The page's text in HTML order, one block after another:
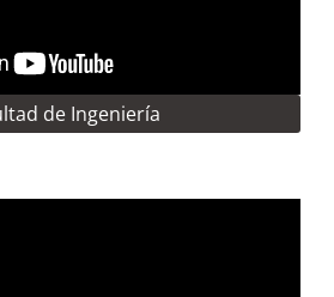
de Ingeniería